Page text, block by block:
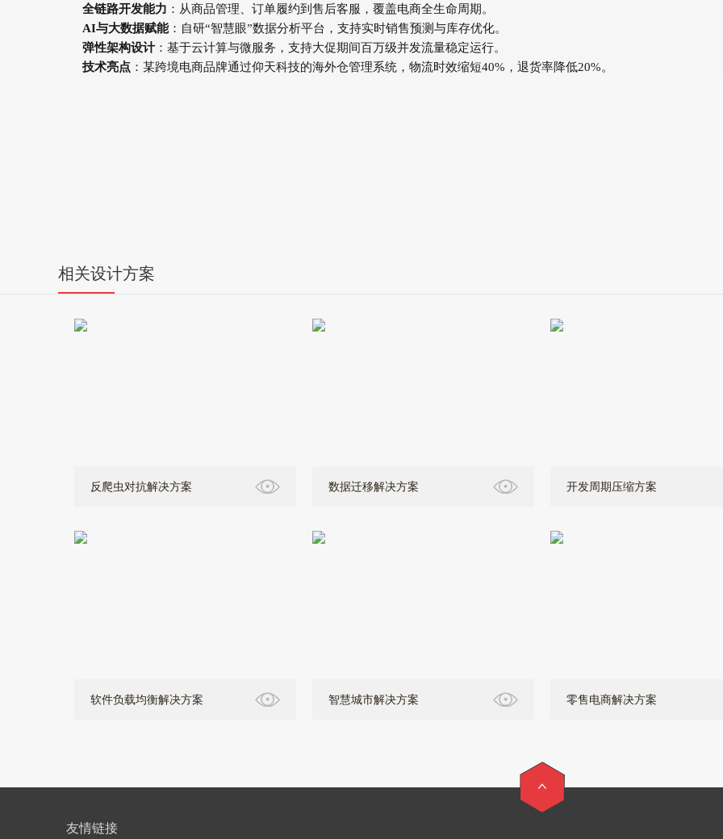
全链路开发能力 ：从商品管理、订单履约到售后客服，覆盖电商全生命周期。
AI与大数据赋能：自研“智慧眼”数据分析平台，支持实时销售预测与库存优化。
弹性架构设计：基于云计算与微服务，支持大促期间百万级并发流量稳定运行。
技术亮点 ：某跨境电商品牌通过仰天科技的海外仓管理系统，物流时效缩短40%，退货率降低20%。
相关设计方案
反爬虫对抗解决方案 数据迁移解决方案 开发周期压缩方案
软件负载均衡解决方案 智慧城市解决方案 零售电商解决方案
友情链接